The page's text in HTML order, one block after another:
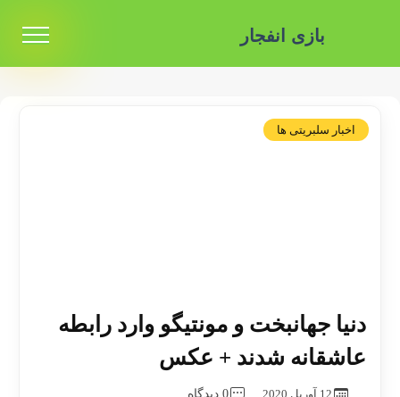
بازی انفجار
اخبار سلبریتی ها
دنیا جهانبخت و مونتیگو وارد رابطه
عاشقانه شدند + عکس
12 آوریل 2020 0 دیدگاه